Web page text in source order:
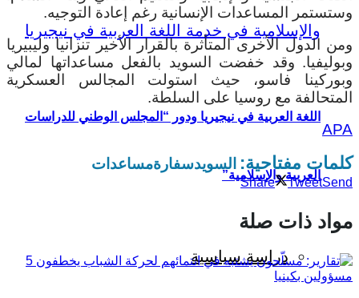
اللغة العربية في نيجيريا ودور “المجلس الوطني للدراسات
العربية والإسلامية”
دراسة سياسية
وستستمر المساعدات الإنسانية رغم إعادة التوجيه.
ومن الدول الأخرى المتأثرة بالقرار الأخير تنزانيا وليبيريا
وبوليفيا. وقد خفضت السويد بالفعل مساعداتها لمالي
وبوركينا فاسو، حيث استولت المجالس العسكرية
المتحالفة مع روسيا على السلطة.
APA
كلمات مفتاحية: السويدسفارةمساعدات
Share TweetSend
مواد ذات صلة